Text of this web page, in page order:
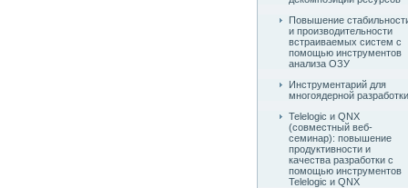
Повышение
и производительности
встраиваемых систем с
помощью инструментов
анализа ОЗУ
Инструментарий для
многоядерной разработки
Telelogic и QNX
(совместный веб-
семинар): повышение
продуктивности и
качества разработки с
помощью инструментов
Telelogic и QNX